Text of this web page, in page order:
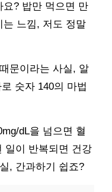
? 밥만 먹으면 만
는 느낌, 저도 정말
문이라는 사실, 알
숫자 140의 마법
dL을 넘으면 혈
일이 반복되면 건강
, 간과하기 쉽죠?